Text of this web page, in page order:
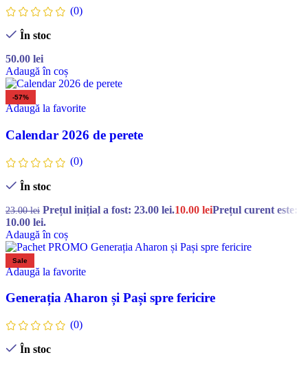
(0)
În stoc
50.00 lei
Adaugă în coș
-57%
Adaugă la favorite
Calendar 2026 de perete
(0)
În stoc
23.00lei Prețul inițial a fost: 23.00 lei.10.00 leiPrețul curent este:
10.00 lei.
Adaugă în coș
Sale
Adaugă la favorite
Generația Aharon și Pași spre fericire
(0)
În stoc